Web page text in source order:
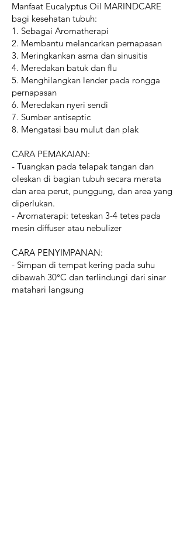
Manfaat Eucalyptus Oil MARINDCARE
bagi kesehatan tubuh:
1. Sebagai Aromatherapi
2. Membantu melancarkan pernapasan
3. Meringkankan asma dan sinusitis
4. Meredakan batuk dan flu
5. Menghilangkan lender pada rongga
pernapasan
6. Meredakan nyeri sendi
7. Sumber antiseptic
8. Mengatasi bau mulut dan plak
CARA PEMAKAIAN:
- Tuangkan pada telapak tangan dan
oleskan di bagian tubuh secara merata
dan area perut, punggung, dan area yang
diperlukan.
- Aromaterapi: teteskan 3-4 tetes pada
mesin diffuser atau nebulizer
CARA PENYIMPANAN:
- Simpan di tempat kering pada suhu
dibawah 30°C dan terlindungi dari sinar
matahari langsung